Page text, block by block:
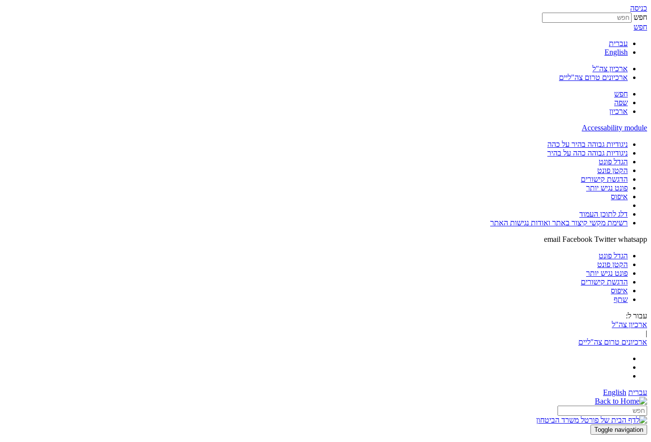
כניסה
חפש
חפש
עברית
English
ארכיון צה"ל
ארכיונים טרום צה"ליים
חפש
שפה
ארכיון
Accessability module
ניגודיות גבוהה בהיר על כהה
ניגודיות גבוהה כהה על בהיר
הגדל פונט
הקטן פונט
הדגשת קישורים
פונט נגיש יותר
איפוס
דלג לתוכן העמוד
רשימת מקשי קיצור באתר ואודות נגישות האתר
email Facebook Twitter whatsapp
הגדל פונט
הקטן פונט
פונט נגיש יותר
הדגשת קישורים
איפוס
שתף
עבור ל:
ארכיון צה"ל
|
ארכיונים טרום צה"ליים
עברית English
Toggle navigation